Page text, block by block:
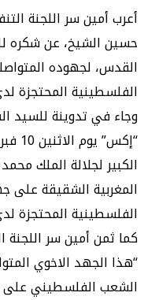
سر اللجنة التنفيذية
عن شكره للملك
المتواصلة من
المحتجزة لدى
تدوينة للسيد الشيخ
الملك محمد
الشقيقة على جهدهم
المحتجزة لدى
أمين سر اللجنة
الاخوي المتواصل
على أرضه